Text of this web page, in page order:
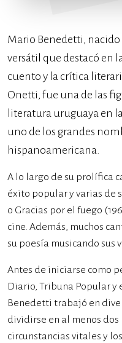
Mario Benedetti,
versátil que destacó en
cuento y la crítica
Onetti, fue una de las
literatura uruguaya en
uno de los grandes
hispanoamericana.
A lo largo de su prolífica
éxito popular y varias de
o Gracias por el fuego
cine. Además, muchos
su poesía musicando sus
Antes de iniciarse como
Diario, Tribuna Popular y
Benedetti trabajó en
dividirse en al menos
circunstancias vitales y